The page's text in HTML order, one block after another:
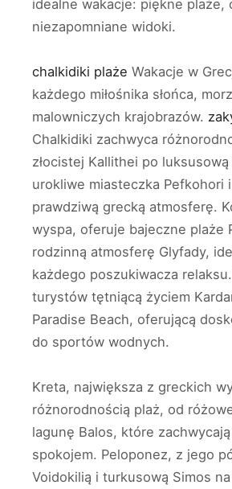
idealne wakacje: piękne plaże,
niezapomniane widoki.
chalkidiki plaże Wakacje w
każdego miłośnika słońca,
malowniczych krajobrazów.
Chalkidiki zachwyca
złocistej Kallithei po
urokliwe miasteczka Pefkohori
prawdziwą grecką atmosferę.
wyspa, oferuje bajeczne plaże
rodzinną atmosferę Glyfady,
każdego poszukiwacza
turystów tętniącą życiem
Paradise Beach, oferującą
do sportów wodnych.
Kreta, największa z greckich
różnorodnością plaż, od
lagunę Balos, które
spokojem. Peloponez, z jego
Voidokilią i turkusową Simos